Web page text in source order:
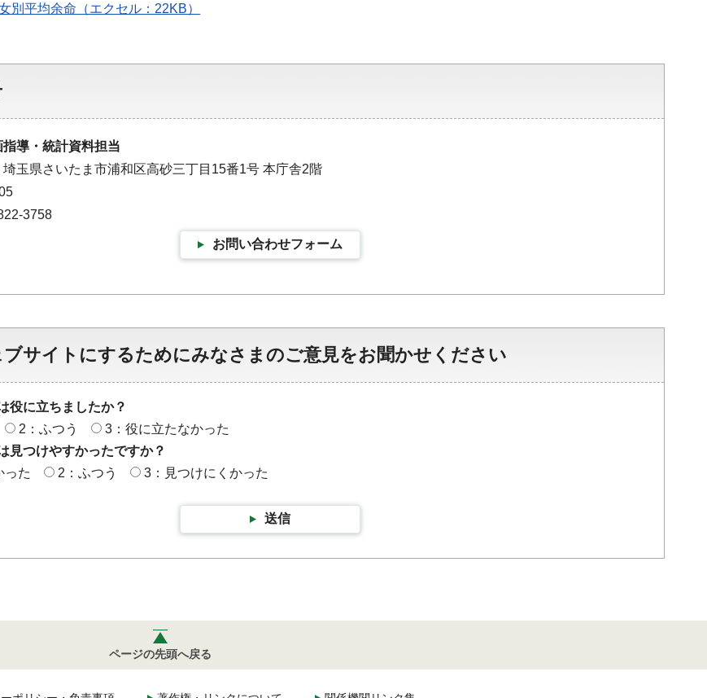
別平均余命（エクセル：22KB）
指導・統計資料担当
玉県さいたま市浦和区高砂三丁目15番1号 本庁舎2階
3758
お問い合わせフォーム
サイトにするためにみなさまのご意見をお聞かせください
役に立ちましたか？
2：ふつう
3：役に立たなかった
見つけやすかったですか？
った
2：ふつう 3：見つけにくかった
送信
ページの先頭へ戻る